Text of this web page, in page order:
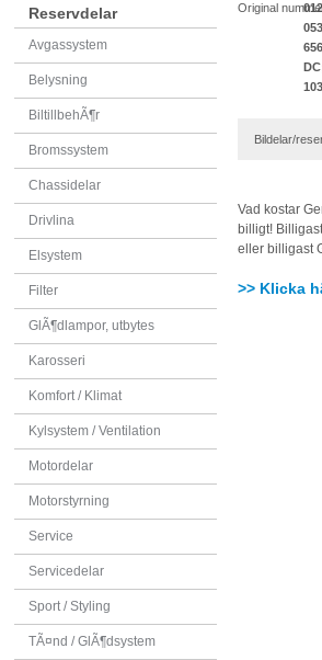
Reservdelar
Avgassystem
Belysning
BiltillbehÃ¶r
Bromssystem
Chassidelar
Drivlina
Elsystem
Filter
GlÃ¶dlampor, utbytes
Karosseri
Komfort / Klimat
Kylsystem / Ventilation
Motordelar
Motorstyrning
Service
Servicedelar
Sport / Styling
TÃ¤nd / GlÃ¶dsystem
Original
Bildelar/
Vad kostar
billigt!
eller billigast
>> Klicka